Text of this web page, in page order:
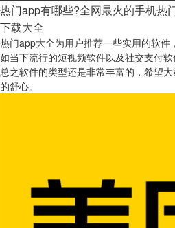
热门app有哪些?全网最火的手机热
下载大全
热门app大全为用户推荐一些实用的软
如当下流行的短视频软件以及社交支付
总之软件的类型还是非常丰富的，希望
的舒心。